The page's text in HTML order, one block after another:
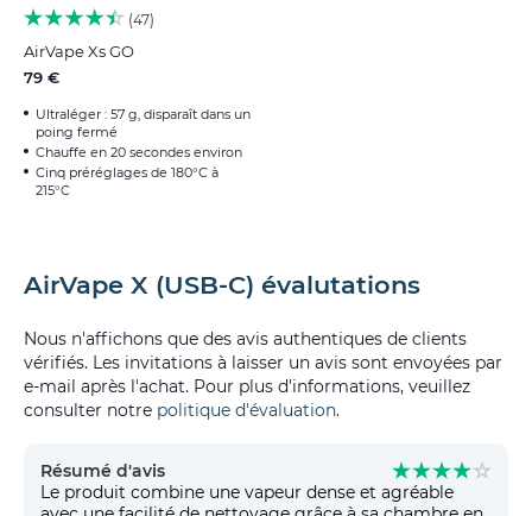
47
AirVape Xs GO
79 €
Ultraléger : 57 g, disparaît dans un
poing fermé
Chauffe en 20 secondes environ
Cinq préréglages de 180°C à
215°C
AirVape X (USB-C) évalutations
Nous n'affichons que des avis authentiques de clients
vérifiés. Les invitations à laisser un avis sont envoyées par
e-mail après l'achat. Pour plus d'informations, veuillez
consulter notre politique d'évaluation.
Résumé d'avis
Le produit combine une vapeur dense et agréable